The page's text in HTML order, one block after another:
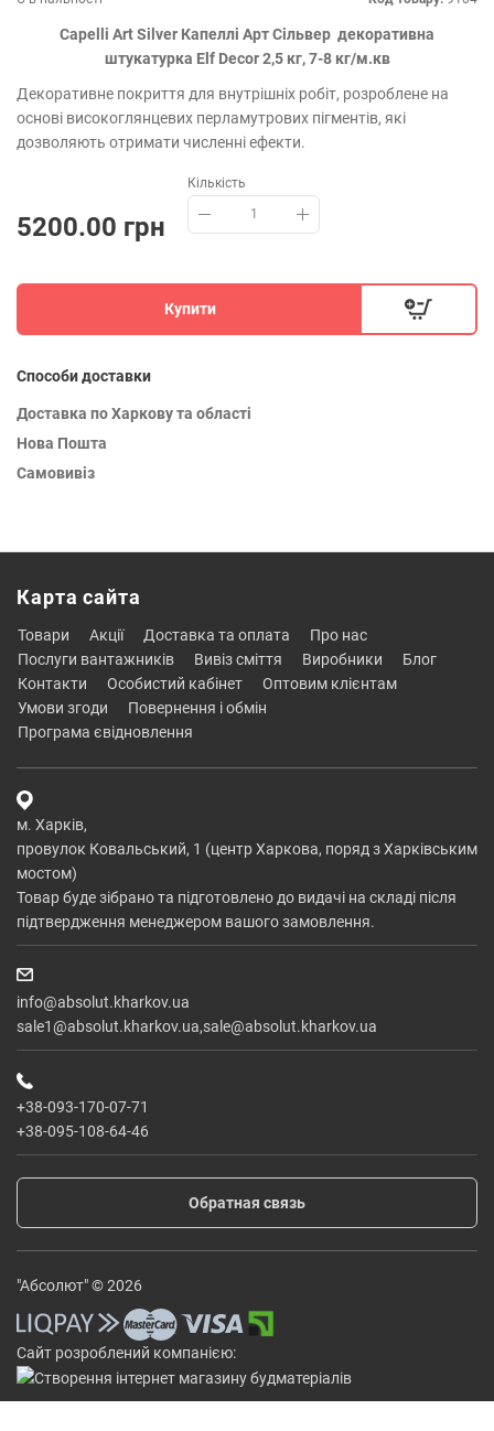
Capelli Art Silver Капеллі Арт Сільвер декоративна
штукатурка Elf Decor 2,5 кг, 7-8 кг/м.кв
Декоративне покриття для внутрішніх робіт, розроблене на
основі високоглянцевих перламутрових пігментів, які
дозволяють отримати численні ефекти.
5200.00 грн
Кількість
Купити
Способи доставки
Доставка по Харкову та області
Нова Пошта
Самовивіз
Карта сайта
товари акції доставка та оплата
про нас
послуги вантажників
вивіз сміття виробники
блог
контакти
особистий кабінет
оптовим клієнтам
умови згоди
повернення і обмін
програма євідновлення
м. Харків,
провулок Ковальський, 1 (центр Харкова, поряд з Харківським
мостом)
Товар буде зібрано та підготовлено до видачі на складі після
підтвердження менеджером вашого замовлення.
info@absolut.kharkov.ua
sale1@absolut.kharkov.ua,sale@absolut.kharkov.ua
+38-093-170-07-71
+38-095-108-64-46
Обратная связь
Сайт розроблений компанією:
"Абсолют" © 2026